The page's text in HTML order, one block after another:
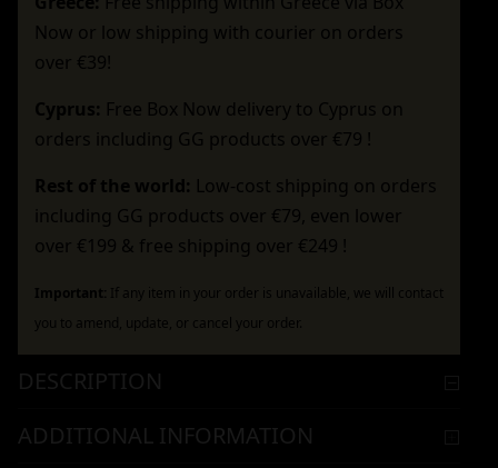
Now or low shipping with courier on orders
over €39!
Cyprus: Free Box Now delivery to Cyprus on
orders including GG products over €79 !
Rest of the world: Low-cost shipping on orders
including GG products over €79, even lower
over €199 & free shipping over €249 !
Important:
If any item in your order is unavailable, we will contact
you to amend, update, or cancel your order.
DESCRIPTION
ADDITIONAL INFORMATION